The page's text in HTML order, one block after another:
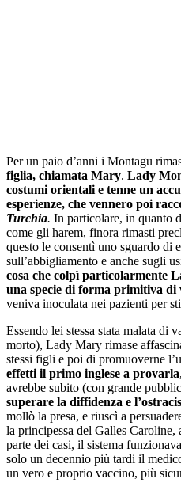
Per un paio d’anni i Montagu
figlia, chiamata Mary. Lady
costumi orientali e tenne un
esperienze, che vennero poi
Turchia. In particolare, in quanto
come gli harem, finora rimasti
questo le consentì uno sguardo di
sull’abbigliamento e anche sugli
cosa che colpì particolarmente
una specie di forma primitiva di
veniva inoculata nei pazienti per
Essendo lei stessa stata malata
morto), Lady Mary rimase
stessi figli e poi di promuoverne
effetti il primo inglese a provarla
avrebbe subito (con grande
superare la diffidenza e
mollò la presa, e riuscì a
la principessa del Galles
parte dei casi, il sistema
solo un decennio più tardi il
un vero e proprio vaccino, più